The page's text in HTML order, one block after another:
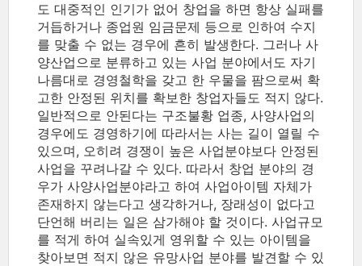
도 대중적인 인기가 없어 창업을 하면 항상 실패를
거듭하거나 종업원 임금문제 등으로 인하여 수지
를 맞출 수 없는 경우에 흔히 발생한다. 그러나 사
양산업으로 분류하고 있는 사업 분야에서도 자기
나름대로 경영철학을 갖고 한 우물을 팜으로써 확
고한 안정된 위치를 확보한 창업자들도 적지 않다.
일반적으로 안된다는 구조불황 업종, 사양사업의
경우에도 경영하기에 따라서는 사는 길이 열릴 수
있으며, 오히려 경쟁이 높은 사업분야보다 안정된
사업을 꾸려나갈 수 있다. 따라서 창업 분야의 경
우가 사양사업분야라고 하여 사업아이템 자체가
존재하지 않는다고 생각하거나, 장래성이 없다고
단언해 버리는 일은 삼가해야 할 것이다. 사업규모
를 적게 하여 실속있게 영위할 수 있는 아이템을
찾아보면 적지 않은 유망사업 분야를 발견할 수 있